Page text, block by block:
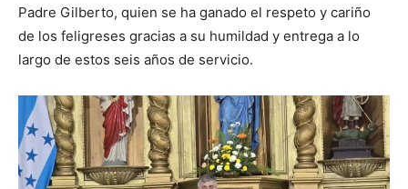
Padre Gilberto, quien se ha ganado el respeto y cariño
de los feligreses gracias a su humildad y entrega a lo
largo de estos seis años de servicio.